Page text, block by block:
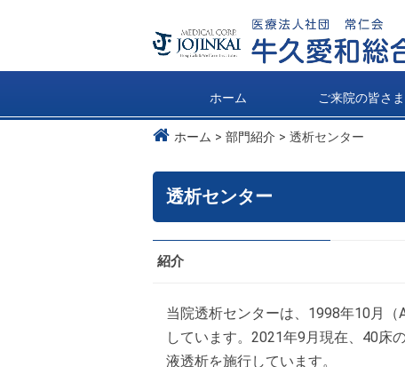
ホーム ご来院の皆さ
ホーム 部門紹介 透析センター
透析センター
紹介
当院透析センターは、1998年10月
しています。2021年9月現在、40床
液透析を施行しています。